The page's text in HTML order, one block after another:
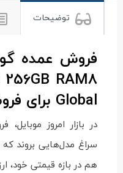
توضیحات
Global برای فروشگاه‌ها
در بازار امروز
سراغ مدل‌هایی بروند
هم در بازه قیمتی خود،